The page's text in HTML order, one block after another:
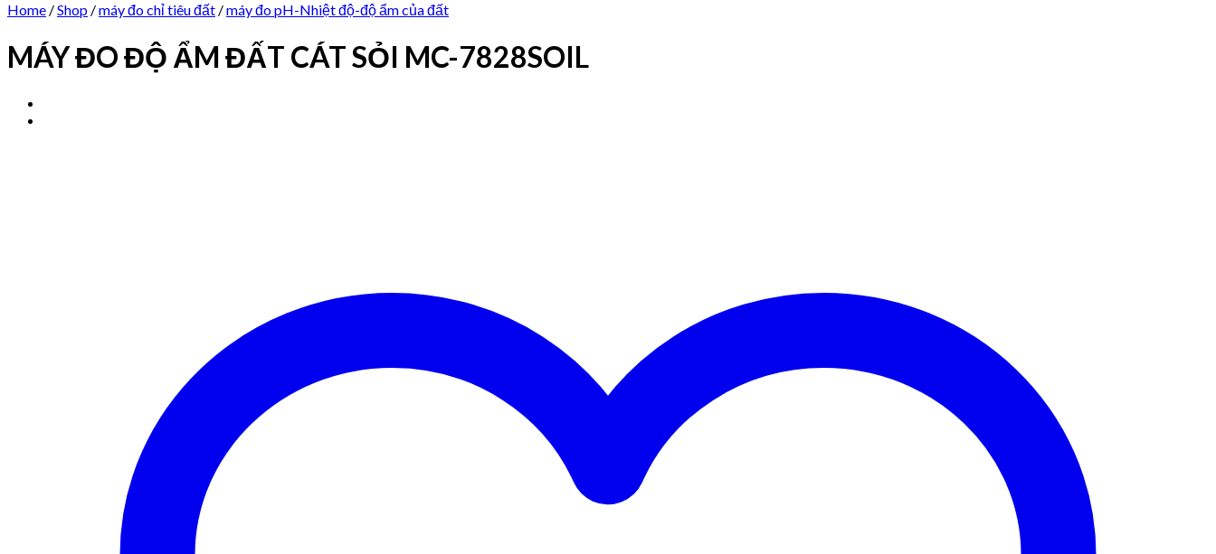
Home /Shop /máy đo chỉ tiêu đất /máy đo pH-Nhiệt độ-độ ẩm của đất
MÁY ĐO ĐỘ ẨM ĐẤT CÁT SỎI MC-7828SOIL